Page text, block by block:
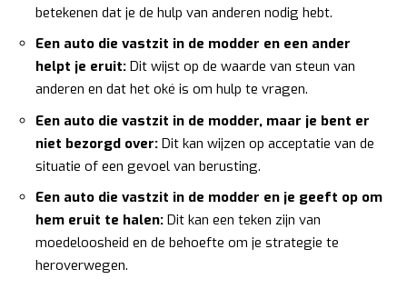
betekenen dat je de hulp van anderen nodig hebt.
Een auto die vastzit in de modder en een ander
helpt je eruit: Dit wijst op de waarde van steun van
anderen en dat het oké is om hulp te vragen.
Een auto die vastzit in de modder, maar je bent er
niet bezorgd over: Dit kan wijzen op acceptatie van de
situatie of een gevoel van berusting.
Een auto die vastzit in de modder en je geeft op om
hem eruit te halen: Dit kan een teken zijn van
moedeloosheid en de behoefte om je strategie te
heroverwegen.